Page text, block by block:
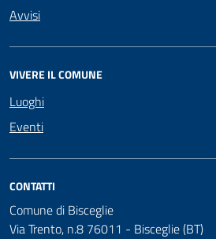
Avvisi
VIVERE IL COMUNE
Luoghi
Eventi
CONTATTI
Comune di Bisceglie
Via Trento, n.8 76011 - Bisceglie (BT)